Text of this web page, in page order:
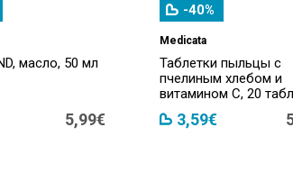
масло, 50 мл
5,99€
-40%
Medicata
Таблетки пыльцы с
пчелиным хлебом и
витамином С, 20
3,59€